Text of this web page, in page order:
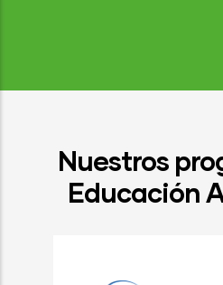
Nuestros
Educación